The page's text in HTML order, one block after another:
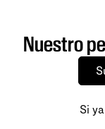
Nuestro
Si